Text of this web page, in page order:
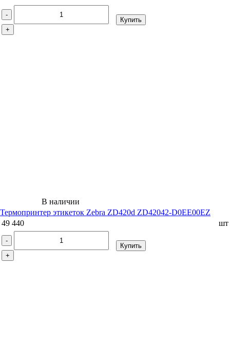
-
+
Купить
В наличии
Термопринтер этикеток Zebra ZD420d ZD42042-D0EE00EZ
49 440
шт
-
+
Купить